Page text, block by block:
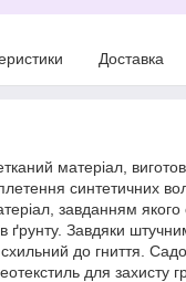
Доставка
матеріал,
синтетичних
завданням якого
ґрунту. Завдяки
схильний до гниття.
для захисту